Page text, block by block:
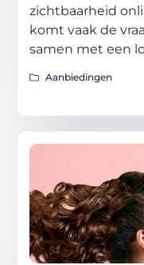
zichtbaarheid
komt vaak de
samen met een
Aanbiedingen